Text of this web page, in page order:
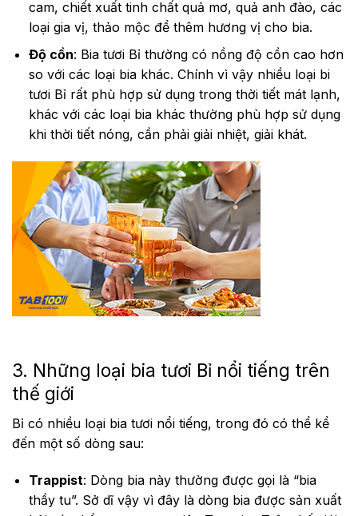
cam, chiết xuất tinh chất quả mơ, quả anh đào, các
loại gia vị, thảo mộc để thêm hương vị cho bia.
Độ cồn: Bia tươi Bỉ thường có nồng độ cồn cao hơn
so với các loại bia khác. Chính vì vậy nhiều loại bi
tươi Bỉ rất phù hợp sử dụng trong thời tiết mát lạnh,
khác với các loại bia khác thường phù hợp sử dụng
khi thời tiết nóng, cần phải giải nhiệt, giải khát.
3. Những loại bia tươi Bỉ nổi tiếng trên
thế giới
Bỉ có nhiều loại bia tươi nổi tiếng, trong đó có thể kể
đến một số dòng sau:
Trappist: Dòng bia này thường được gọi là “bia
thầy tu”. Sở dĩ vậy vì đây là dòng bia được sản xuất